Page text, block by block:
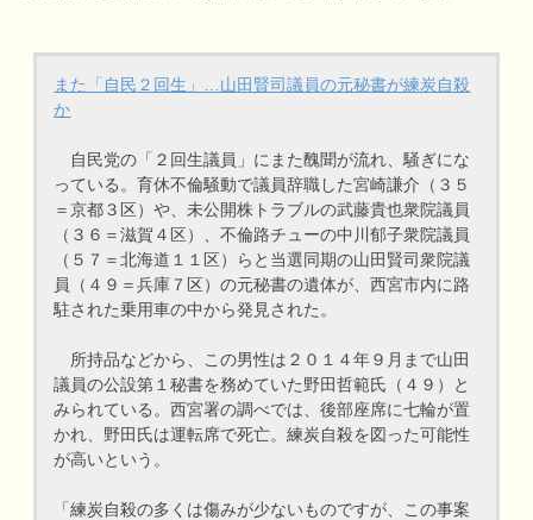
また「自民２回生」…山田賢司議員の元秘書が練炭自殺
か
自民党の「２回生議員」にまた醜聞が流れ、騒ぎにな
っている。育休不倫騒動で議員辞職した宮崎謙介（３５
＝京都３区）や、未公開株トラブルの武藤貴也衆院議員
（３６＝滋賀４区）、不倫路チューの中川郁子衆院議員
（５７＝北海道１１区）らと当選同期の山田賢司衆院議
員（４９＝兵庫７区）の元秘書の遺体が、西宮市内に路
駐された乗用車の中から発見された。
所持品などから、この男性は２０１４年９月まで山田
議員の公設第１秘書を務めていた野田哲範氏（４９）と
みられている。西宮署の調べでは、後部座席に七輪が置
かれ、野田氏は運転席で死亡。練炭自殺を図った可能性
が高いという。
「練炭自殺の多くは傷みが少ないものですが、この事案